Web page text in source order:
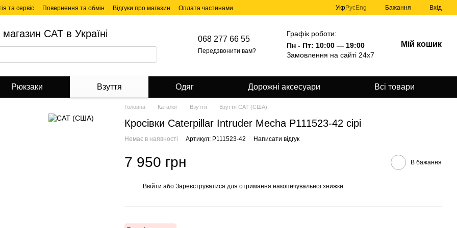
та сервіс Повернення та обмін Відгуки про магазин Оплата частинами УкрРусEng Бажання Вхід
CAT в Україні 068 277 66 55
Передзвонити вам?
Графік роботи:
Пн - Пт: 10:00 — 19:00
Замовлення на сайті 24х7
Мій кошик
Рюкзаки Взуття Одяг Дорожні аксесуари Всі товари
Головна Каталог Взуття Взуття CAT (США)
Кросівки Caterpillar Intruder Mecha P111523-42 сірі
Немає в наявності Артикул: P111523-42 Написати відгук
7 950 грн В бажання
Ввійти або Зареєструватися для отримання накопичувальної знижки